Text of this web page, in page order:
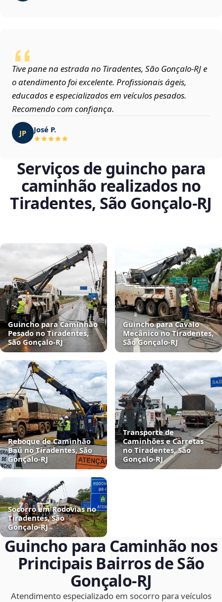
Tive pane na estrada no Tiradentes, São Gonçalo‑RJ e
o atendimento foi excelente. Profissionais ágeis,
educados e especializados em veículos pesados.
Recomendo com confiança.
JP José P.
Serviços de guincho para
caminhão realizados no
Tiradentes, São Gonçalo‑RJ
Guincho para Caminhão
Pesado no Tiradentes,
São Gonçalo‑RJ
Guincho para Cavalo
Mecânico no Tiradentes,
São Gonçalo‑RJ
Reboque de Caminhão
Baú no Tiradentes, São
Gonçalo‑RJ
Transporte de
Caminhões e Carretas
no Tiradentes, São
Gonçalo‑RJ
Socorro em Rodovias no
Tiradentes, São
Gonçalo‑RJ
Guincho para Caminhão nos
Principais Bairros de São
Gonçalo‑RJ
Atendimento especializado em socorro para veículos